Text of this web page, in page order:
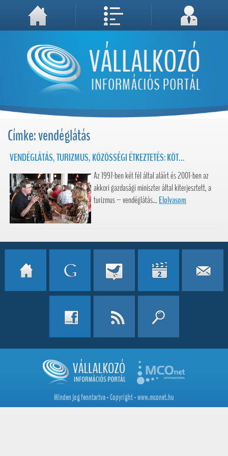
A weboldal használatával Ön elfogadja, hogy Cookie-kat (sütiket) tároljunk számítógépén. A sütik a weboldal megfelelő működéséhez
Megértettem, folytatás...
Címke: vendéglátás
VENDÉGLÁTÁS, TURIZMUS, KÖZÖSSÉGI ÉTKEZTETÉS: KÖT...
Az 1997-ben két fél által aláírt és 2001-ben az
akkori gazdasági miniszter által kiterjesztett, a
turizmus – vendéglátás... Elolvasom
Minden jog fenntartva - Copyright - www.mconet.hu